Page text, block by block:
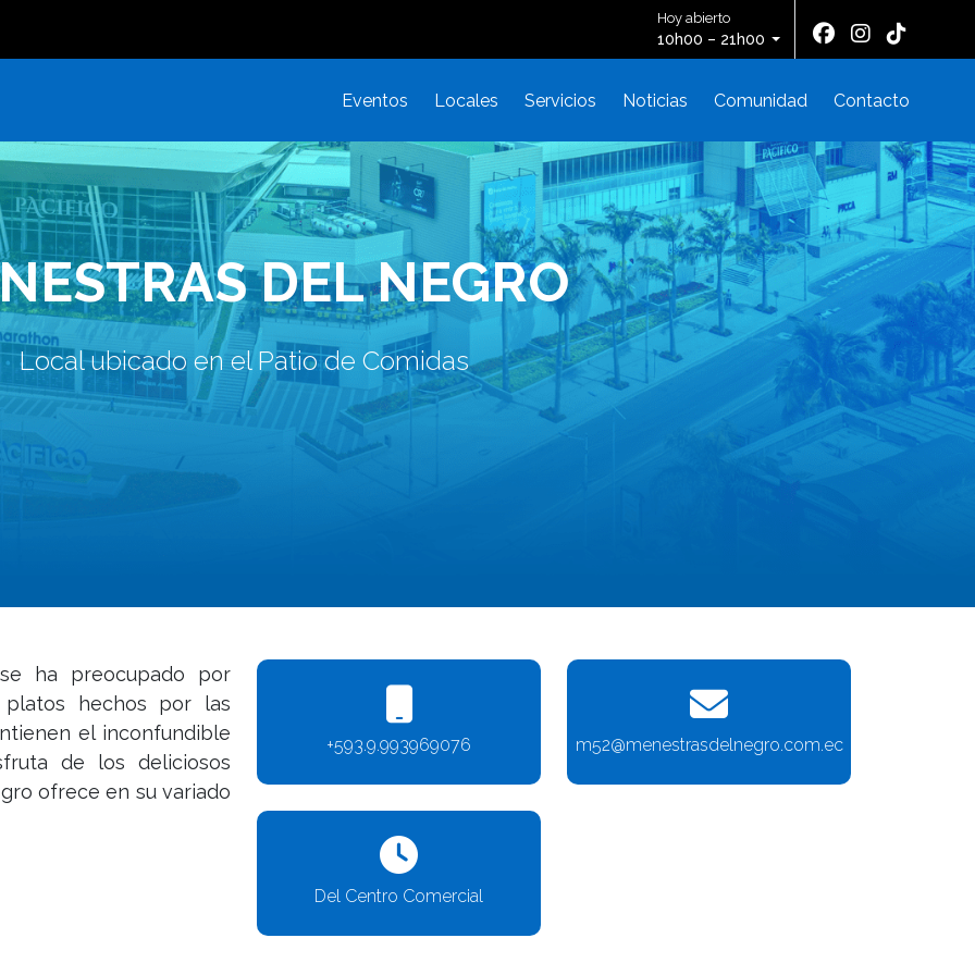
Hoy abierto
10h00 – 21h00
Eventos Locales Servicios Noticias Comunidad Contacto
DEL NEGRO
Local ubicado en el Patio de Comidas
ha preocupado por
hechos por las
el inconfundible
de los deliciosos
ofrece en su variado
+593.9.993969076 m52@menestrasdelnegro.com.ec
Del Centro Comercial